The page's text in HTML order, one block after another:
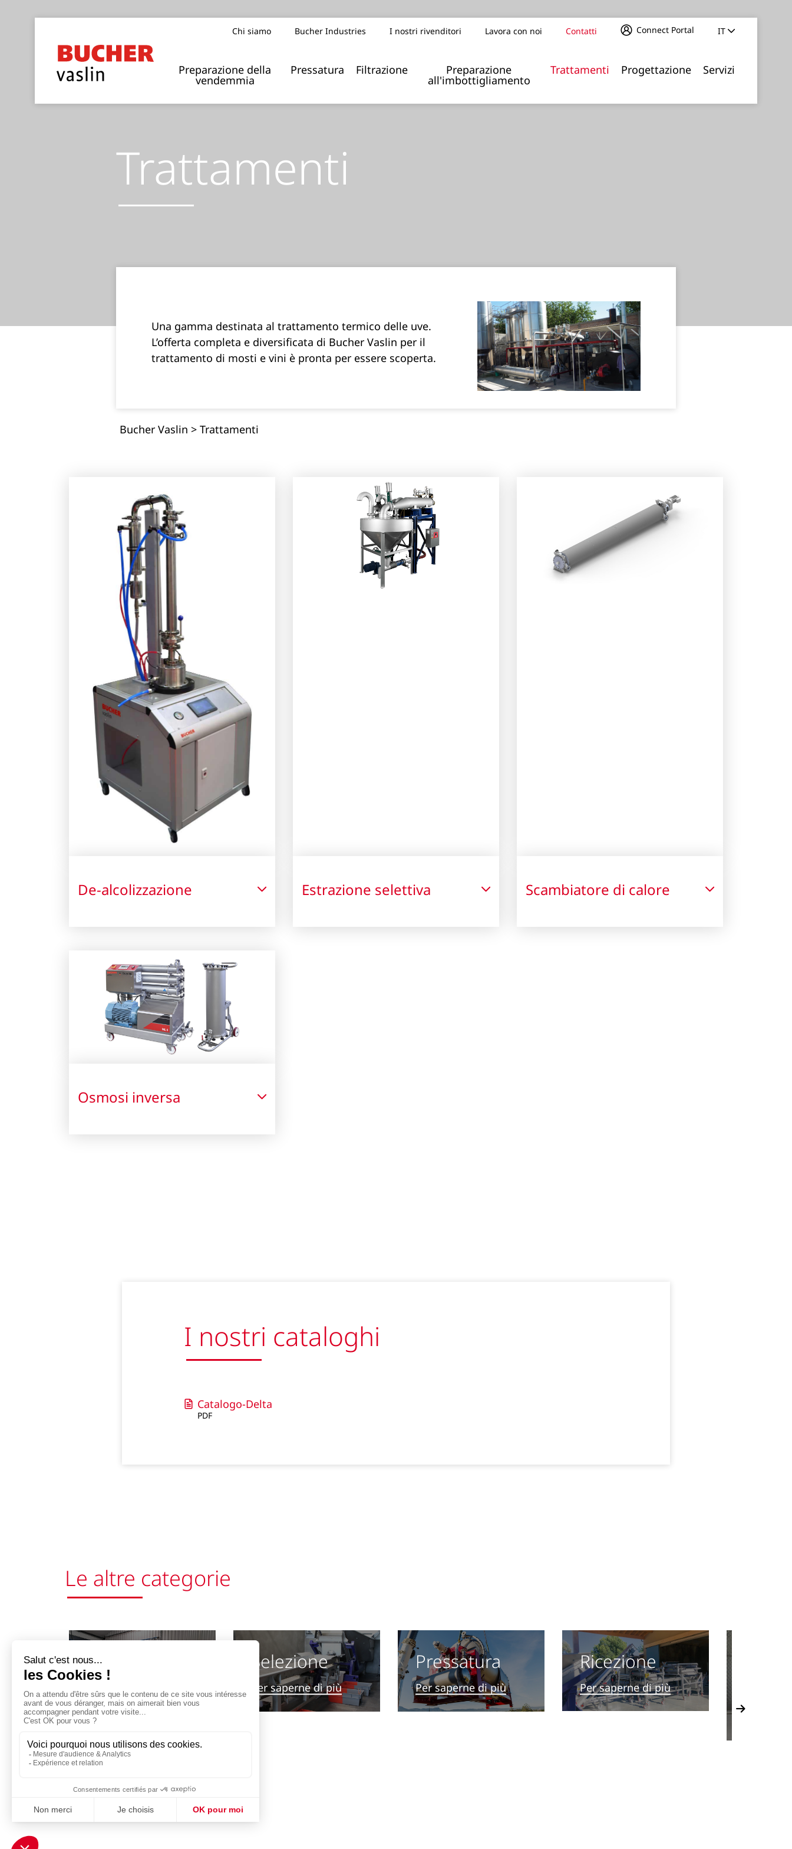
Chi siamo Bucher Industries I nostri rivenditori Lavora con noi Contatti Connect Portal IT
Preparazione della
vendemmia
Pressatura Filtrazione Preparazione
all'imbottigliamento
Trattamenti Progettazione Servizi
Trattamenti
Una gamma destinata al trattamento termico delle uve.
L’offerta completa e diversificata di Bucher Vaslin per il
trattamento di mosti e vini è pronta per essere scoperta.
Bucher Vaslin >Trattamenti
De-alcolizzazione Estrazione selettiva Scambiatore di calore
Osmosi inversa
I nostri cataloghi
Catalogo-Delta
PDF
Le altre categorie
Previous
Preparazione
all'imbottigliamento
Per saperne di più
Selezione
Per saperne di più
Pressatura
Per saperne di più
Ricezione
Per saperne di più